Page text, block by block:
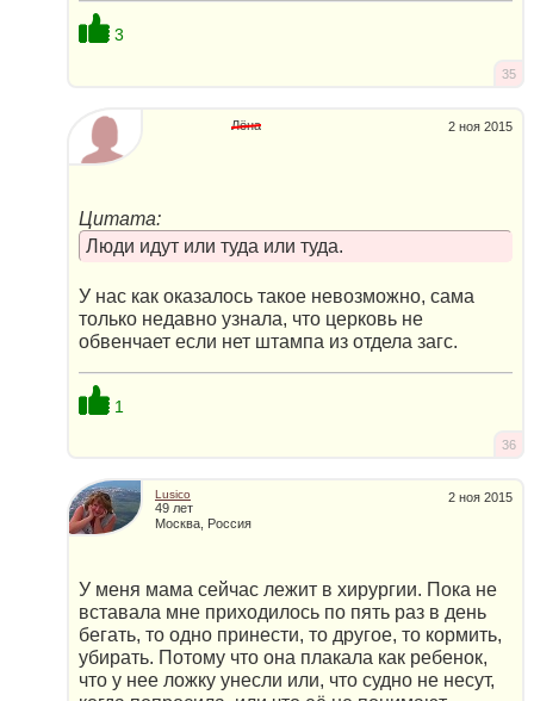
3
35
2 ноя 2015
Лёна
Цитата:
Люди идут или туда или туда.
У нас как оказалось такое невозможно, сама
только недавно узнала, что церковь не
обвенчает если нет штампа из отдела загс.
1
36
2 ноя 2015
Lusico
49 лет
Москва, Россия
У меня мама сейчас лежит в хирургии. Пока не
вставала мне приходилось по пять раз в день
бегать, то одно принести, то другое, то кормить,
убирать. Потому что она плакала как ребенок,
что у нее ложку унесли или, что судно не несут,